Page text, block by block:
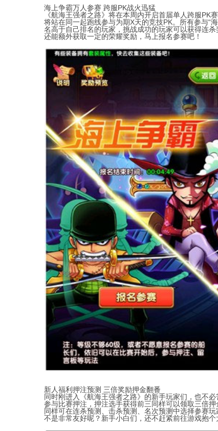
海上争霸万人参赛 跨服PK战火迅猛
《航海王强者之路》将在本周内开启首届单人跨服
将站在同一起跑线参与为期X天的竞技PK。所有参与“
名高于自己排名的玩家，挑战成功的玩家可以获得连
还能额外获取一定的荣耀奖励，马上报名参赛吧！
新人福利押注预测 三倍奖励押金翻番
同时刚进入《航海王强者之路》的新手玩家们，也不
参与比赛押注，押注选手获得前三同样可以领取三倍押
同样可在连杀预测、击杀预测、名次预测中选择参赛
不是非常友好呢？新手小白们，还不赶紧前往游戏抱个